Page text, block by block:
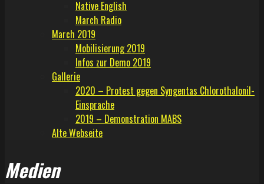
Native English
March Radio
March 2019
Mobilisierung 2019
Infos zur Demo 2019
Gallerie
2020 – Protest gegen Syngentas Chlorothalonil-
Einsprache
2019 – Demonstration MABS
Alte Webseite
Medien